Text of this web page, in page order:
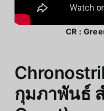
CR :
กุมภาพันธ์